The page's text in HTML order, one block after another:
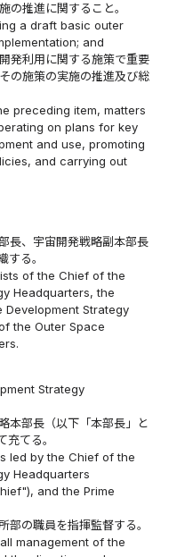
の推進に関すること。
a draft basic outer
and
発利用に関する施策で重要
の施策の実施の推進及び総
preceding item, matters
on plans for key
and use, promoting
and carrying out
長、宇宙開発戦略副本部長
する。
of the Chief of the
Headquarters, the
Strategy
the Outer Space
Strategy
本部長（以下「本部長」と
充てる。
led by the Chief of the
Headquarters
and the Prime
部の職員を指揮監督する。
management of the